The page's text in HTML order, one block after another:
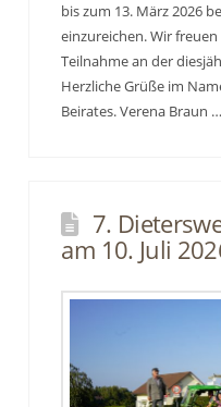
bis zum 13. März 2026
einzureichen. Wir
Teilnahme an der
Herzliche Grüße im
Beirates. Verena Braun …
7.
am 10. Juli